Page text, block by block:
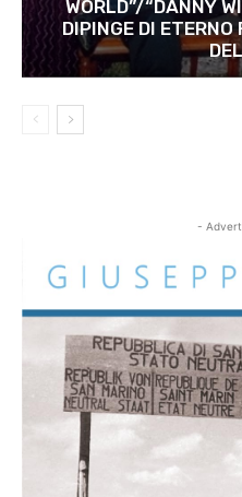
WORLD”/“DANNY
DIPINGE DI
-